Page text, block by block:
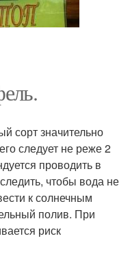
сорт значительно
следует не реже 2
проводить в
чтобы вода не
к солнечным
полив. При
риск